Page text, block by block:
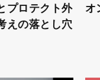
プロテクト外
えの落とし穴
オ